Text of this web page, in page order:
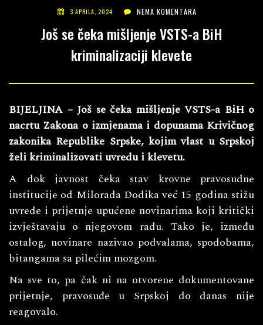
3 APRILA, 2024 NEMA KOMENTARA
Još se čeka mišljenje VSTS-a BiH
kriminalizaciji klevete
BIJELJINA – Još se čeka mišljenje VSTS-a BiH o
nacrtu Zakona o izmjenama i dopunama Krivičnog
zakonika Republike Srpske, kojim vlast u Srpskoj
želi kriminalizovati uvredu i klevetu.
A dok javnost čeka stav krovne pravosudne
institucije od Milorada Dodika već 15 godina stižu
uvrede i prijetnje upućene novinarima koji kritički
izvještavaju o njegovom radu. Tako je, između
ostalog, novinare nazivao podvalama, spodobama,
bitangama sa pilećim mozgom.
Na sve to, pa čak ni na otvorene dokumentovane
prijetnje, pravosuđe u Srpskoj do danas nije
reagovalo.